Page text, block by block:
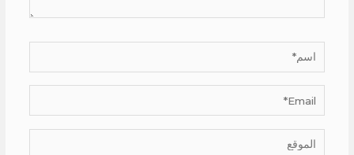
اسم*
Email*
الموقع